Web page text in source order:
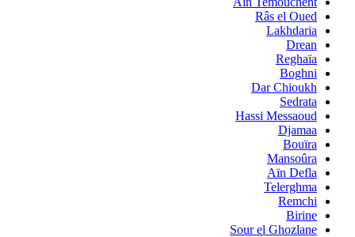
Râs el Oued
Lakhdaria
Drean
Reghaïa
Boghni
Dar Chioukh
Sedrata
Hassi Messaoud
Djamaa
Bouïra
Mansoûra
Aïn Defla
Telerghma
Remchi
Birine
Sour el Ghozlane